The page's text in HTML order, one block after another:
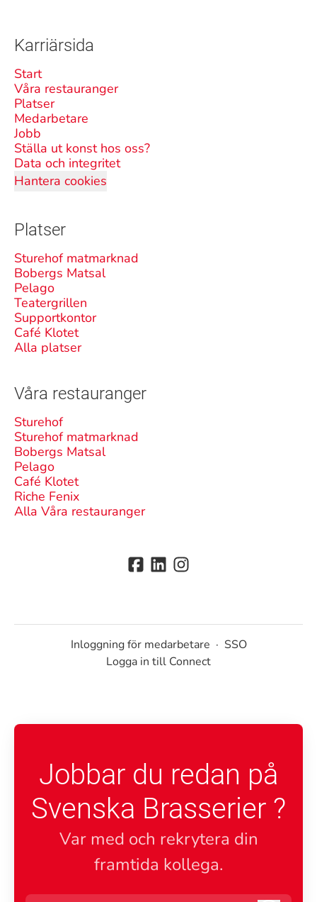
Karriärsida
Start
Våra restauranger
Platser
Medarbetare
Jobb
Ställa ut konst hos oss?
Data och integritet
Hantera cookies
Platser
Sturehof matmarknad
Bobergs Matsal
Pelago
Teatergrillen
Supportkontor
Café Klotet
Alla platser
Våra restauranger
Sturehof
Sturehof matmarknad
Bobergs Matsal
Pelago
Café Klotet
Riche Fenix
Alla Våra restauranger
Inloggning för medarbetare · SSO
Logga in till Connect
Jobbar du redan på
Svenska Brasserier ?
Var med och rekrytera din
framtida kollega.